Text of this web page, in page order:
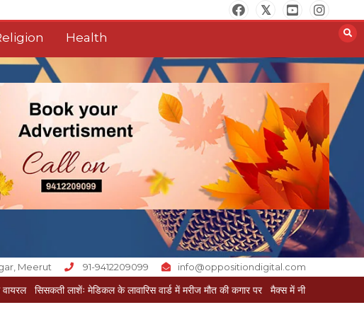
Health
Meerut 91-9412209099 info@oppositiondigital.com
के लावारिस वार्ड में मरीज मौत की कगार पर मैक्स में नी-रिप्लेसमेंट से महिला को मिली नई जिंदगी,
आखिर क्यों जैनुल